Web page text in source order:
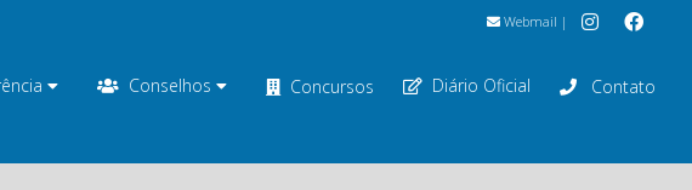
Webmail |
Conselhos Concursos Diário Oficial Contato